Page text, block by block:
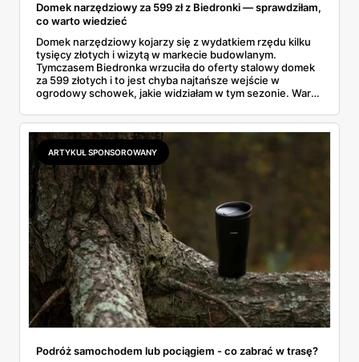
Domek narzędziowy za 599 zł z Biedronki — sprawdziłam,
co warto wiedzieć
Domek narzędziowy kojarzy się z wydatkiem rzędu kilku
tysięcy złotych i wizytą w markecie budowlanym.
Tymczasem Biedronka wrzuciła do oferty stalowy domek
za 599 złotych i to jest chyba najtańsze wejście w
ogrodowy schowek, jakie widziałam w tym sezonie. Warto
obiekt trzeba gdzieś zgłaszać i jak przygotować miejsce,
żeby konstrukcja nie odleciała przy pierwszej jesiennej
wichurze.
ARTYKUŁ SPONSOROWANY
Podróż samochodem lub pociągiem - co zabrać w trasę?